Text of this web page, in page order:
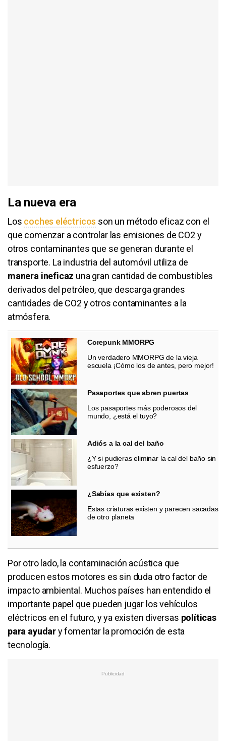
La nueva era
Los coches eléctricos son un método eficaz con el
que comenzar a controlar las emisiones de CO2 y
otros contaminantes que se generan durante el
transporte. La industria del automóvil utiliza de
manera ineficaz una gran cantidad de combustibles
derivados del petróleo, que descarga grandes
cantidades de CO2 y otros contaminantes a la
atmósfera.
Corepunk MMORPG
Un verdadero MMORPG de la vieja
escuela ¡Cómo los de antes, pero mejor!
Pasaportes que abren puertas
Los pasaportes más poderosos del
mundo, ¿está el tuyo?
Adiós a la cal del baño
¿Y si pudieras eliminar la cal del baño sin
esfuerzo?
¿Sabías que existen?
Estas criaturas existen y parecen sacadas
de otro planeta
Por otro lado, la contaminación acústica que
producen estos motores es sin duda otro factor de
impacto ambiental. Muchos países han entendido el
importante papel que pueden jugar los vehículos
eléctricos en el futuro, y ya existen diversas políticas
para ayudary fomentar la promoción de esta
tecnología.